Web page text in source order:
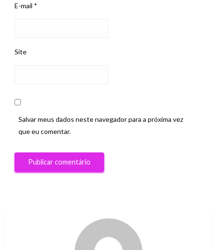
E-mail *
Site
Salvar meus dados neste navegador para a próxima vez
que eu comentar.